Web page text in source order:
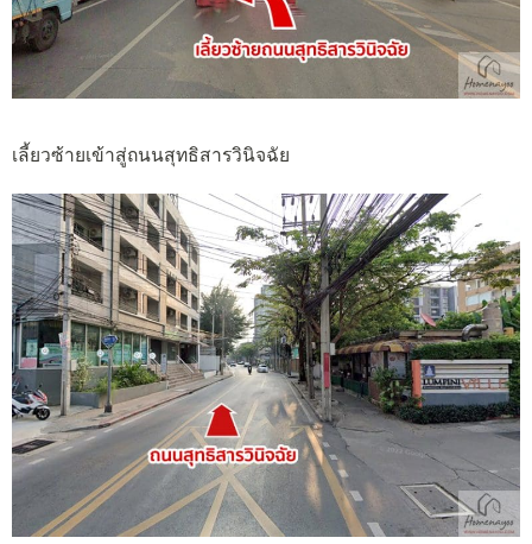
เลี้ยวซ้ายเข้าสู่ถนนสุทธิสารวินิจฉัย